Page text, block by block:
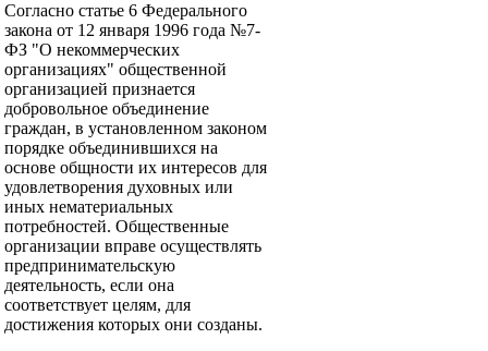
Согласно статье 6 Федерального
закона от 12 января 1996 года №7-
ФЗ "О некоммерческих
организациях" общественной
организацией признается
добровольное объединение
граждан, в установленном законом
порядке объединившихся на
основе общности их интересов для
удовлетворения духовных или
иных нематериальных
потребностей. Общественные
организации вправе осуществлять
предпринимательскую
деятельность, если она
соответствует целям, для
достижения которых они созданы.